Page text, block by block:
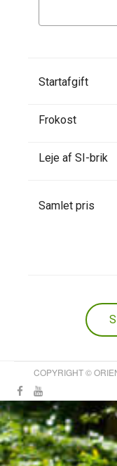
Startafgift
Frokost
Leje af SI-brik
Samlet pris
COPYRIGHT ©